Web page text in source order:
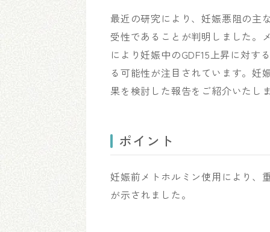
最近の研究により、妊娠悪阻の主
受性であることが判明しました。
により妊娠中のGDF15上昇に対
る可能性が注目されています。妊
果を検討した報告をご紹介いたし
ポイント
妊娠前メトホルミン使用により、
が示されました。